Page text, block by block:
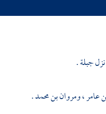
جبلة .
عامر،ومروان بن محمد.